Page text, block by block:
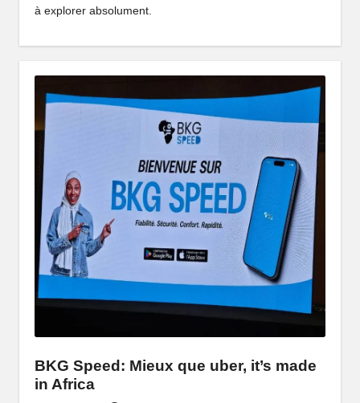
r
à explorer absolument.
BKG Speed: Mieux que uber, it’s made
in Africa